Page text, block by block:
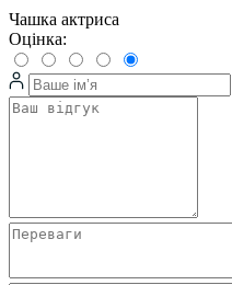
Чашка актриса
Оцінка: